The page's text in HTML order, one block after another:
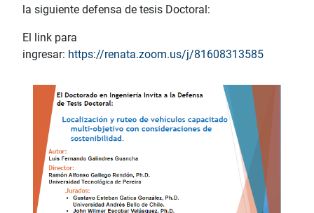
la siguiente defensa de tesis Doctoral:
El link para
ingresar: https://renata.zoom.us/j/81608313585